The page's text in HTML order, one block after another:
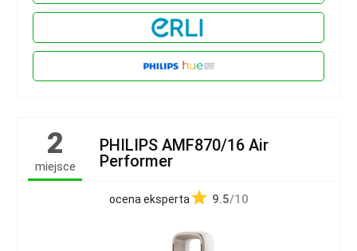
2
miejsce
PHILIPS AMF870/16 Air
Performer
ocena eksperta 9.5/10